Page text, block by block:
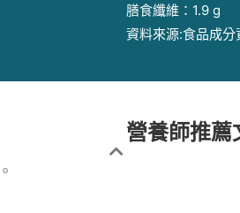
膳食纖維：1.9 g
資料來源:食品成分
營養師推薦